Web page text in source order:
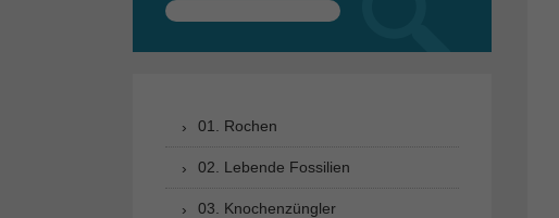
Suchen
01. Rochen
02. Lebende Fossilien
03. Knochenzüngler